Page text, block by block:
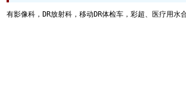
有影像科，DR放射科，移动DR体检车，彩超、医疗用水